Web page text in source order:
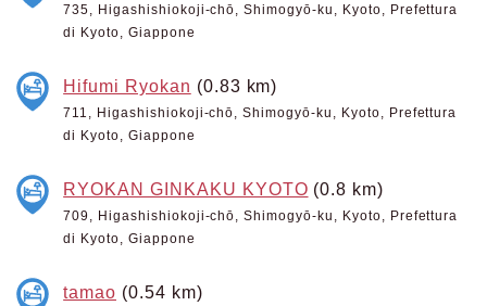
735, Higashishiokoji-chō, Shimogyō-ku, Kyoto, Prefettura
di Kyoto, Giappone
Hifumi Ryokan (0.83 km)
711, Higashishiokoji-chō, Shimogyō-ku, Kyoto, Prefettura
di Kyoto, Giappone
RYOKAN GINKAKU KYOTO (0.8 km)
709, Higashishiokoji-chō, Shimogyō-ku, Kyoto, Prefettura
di Kyoto, Giappone
tamao (0.54 km)